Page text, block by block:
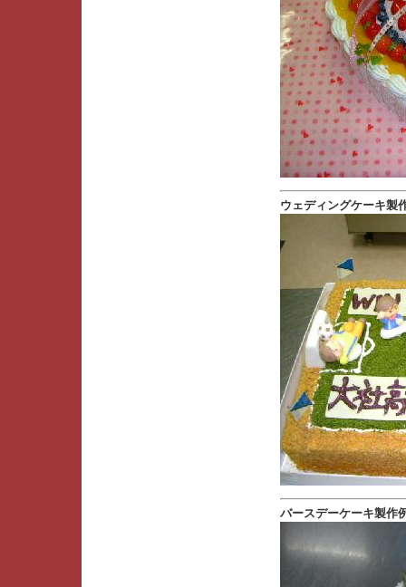
ウェディングケーキ製
バースデーケーキ製作